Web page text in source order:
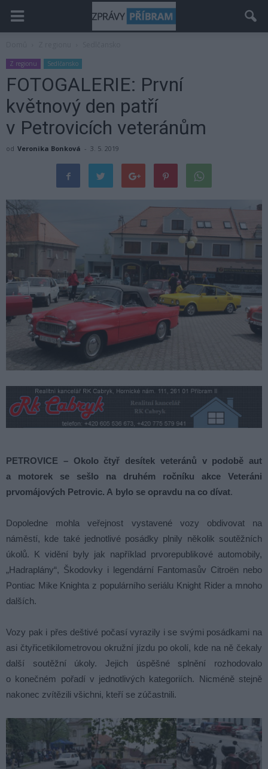
Z regionu Sedlčansko
FOTOGALERIE: První
květnový den patří
v Petrovicích veteránům
od Veronika Bonková - 3. 5. 2019
PETROVICE – Okolo čtyř desítek veteránů v podobě aut
a motorek se sešlo na druhém ročníku akce Veteráni
prvomájových Petrovic. A bylo se opravdu na co dívat.
Dopoledne mohla veřejnost vystavené vozy obdivovat na
náměstí, kde také jednotlivé posádky plnily několik soutěžních
úkolů. K vidění byly jak například prvorepublikové automobily,
„Hadraplány“, Škodovky i legendární Fantomasův Citroën nebo
Pontiac Mike Knighta z populárního seriálu Knight Rider a mnoho
dalších.
Vozy pak i přes deštivé počasí vyrazily i se svými posádkami na
asi čtyřicetikilometrovou okružní jízdu po okolí, kde na ně čekaly
další soutěžní úkoly. Jejich úspěšné splnění rozhodovalo
o konečném pořadí v jednotlivých kategoriích. Nicméně stejně
nakonec zvítězili všichni, kteří se zúčastnili.